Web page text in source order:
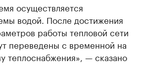
осуществляется
водой. После достижения
работы тепловой сети
переведены с временной на
теплоснабжения», — сказано